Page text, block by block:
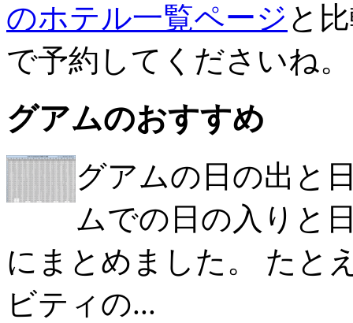
のホテル一覧ページ と
で予約してくださいね。
グアムのおすすめ
グアムの日の出と
ムでの日の入りと
にまとめました。 たと
ビティの...